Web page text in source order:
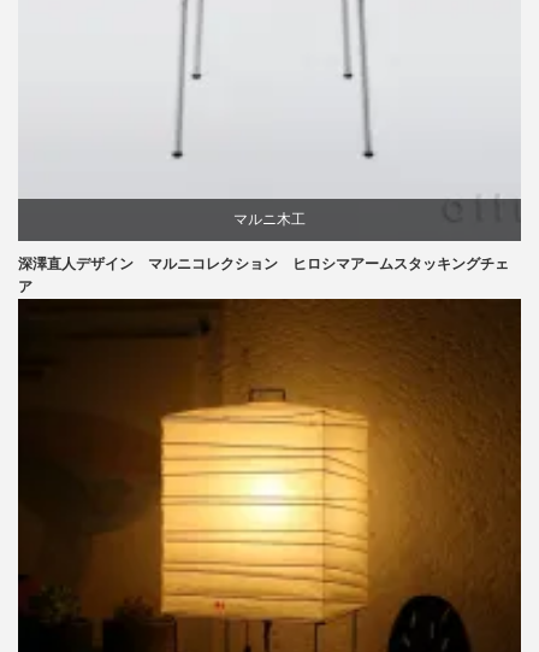
マルニ木工
深澤直人デザイン マルニコレクション ヒロシマアームスタッキングチェ
ア